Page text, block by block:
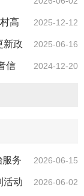
2025-12-12
高
2025-06-16
新政
2024-12-20
信
2026-06-15
服务
2026-06-02
活动